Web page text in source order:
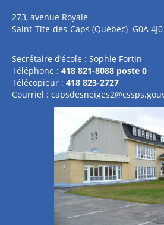
273, avenue Royale
Saint-Tite-des-Caps (Québec) G0A 4J0
Secrétaire d’école : Sophie Fortin
Téléphone : 418 821-8088 poste 0
Télécopieur : 418 823-2727
Courriel :